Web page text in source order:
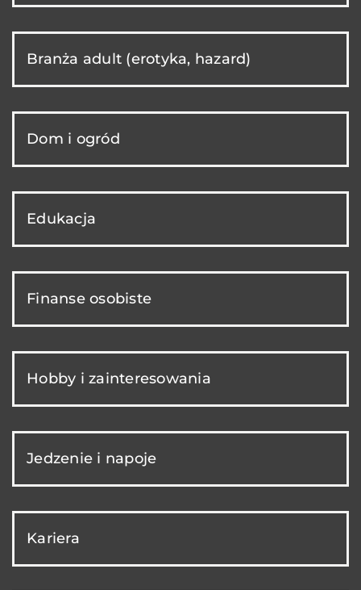
Branża adult (erotyka, hazard)
Dom i ogród
Edukacja
Finanse osobiste
Hobby i zainteresowania
Jedzenie i napoje
Kariera